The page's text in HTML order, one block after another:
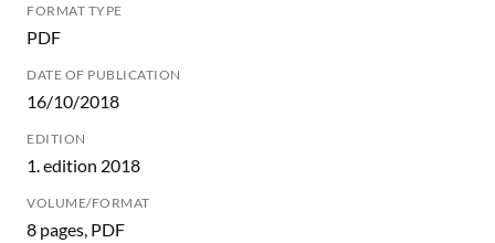
FORMAT TYPE
PDF
DATE OF PUBLICATION
16/10/2018
EDITION
1. edition 2018
VOLUME/FORMAT
8 pages, PDF